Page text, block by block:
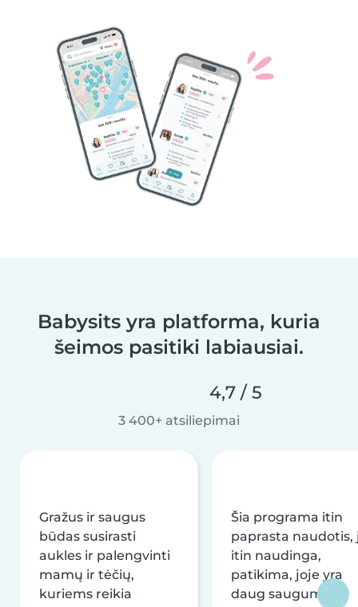
Babysits yra platforma, kuria
šeimos pasitiki labiausiai.
4,7 / 5
3 400+ atsiliepimai
Gražus ir saugus
būdas susirasti
aukles ir palengvinti
mamų ir tėčių,
kuriems reikia
Šia programa itin
paprasta naudotis,
itin naudinga,
patikima, joje yra
daug saugumo ir